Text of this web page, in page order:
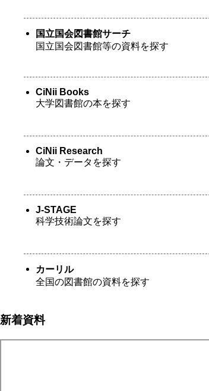
国立国会図書館サーチ
国立国会図書館等の資料を探す
CiNii Books
大学図書館の本を探す
CiNii Research
論文・データを探す
J-STAGE
科学技術論文を探す
カーリル
全国の図書館の資料を探す
新着資料